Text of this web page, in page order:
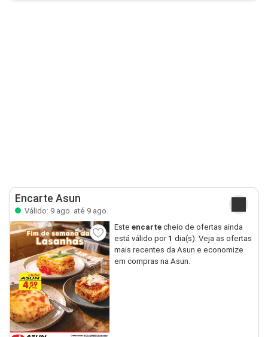
Encarte Asun
Válido: 9 ago. até 9 ago.
Este encartecheio de ofertas ainda
está válido por 1 dia(s). Veja as ofertas
mais recentes da Asun e economize
em compras na Asun.